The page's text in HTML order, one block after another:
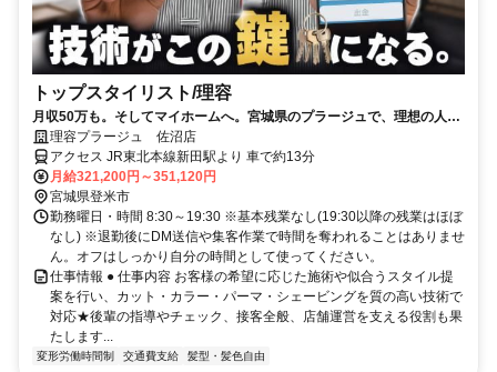
トップスタイリスト/理容
月収50万も。そしてマイホームへ。宮城県のプラージュで、理想の人生
を現実にしませんか？
理容プラージュ 佐沼店
アクセス JR東北本線新田駅より 車で約13分
月給321,200円～351,120円
宮城県登米市
勤務曜日・時間 8:30～19:30 ※基本残業なし(19:30以降の残業はほぼ
なし) ※退勤後にDM送信や集客作業で時間を奪われることはありませ
ん。オフはしっかり自分の時間として使ってください。
仕事情報 ● 仕事内容 お客様の希望に応じた施術や似合うスタイル提
案を行い、カット・カラー・パーマ・シェービングを質の高い技術で
対応★後輩の指導やチェック、接客全般、店舗運営を支える役割も果
たします...
変形労働時間制 交通費支給 髪型・髪色自由